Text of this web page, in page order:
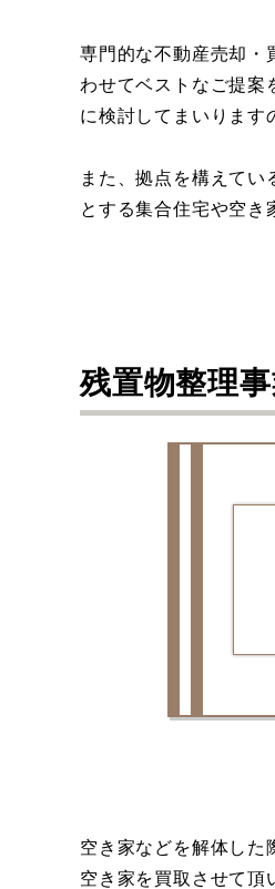
専門的な不動産売却・
わせてベストなご提案
に検討してまいります
また、拠点を構えて
とする集合住宅や空き
残置物整理
空き家などを解体した
空き家を買取させて頂